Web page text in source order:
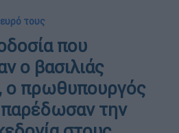
τους
που
ο βασιλιάς
ο πρωθυπουργός
την